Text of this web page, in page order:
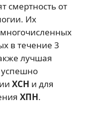
смертность от
Их
в течение 3
лучшая
успешно
ХСН и для
ХПН.